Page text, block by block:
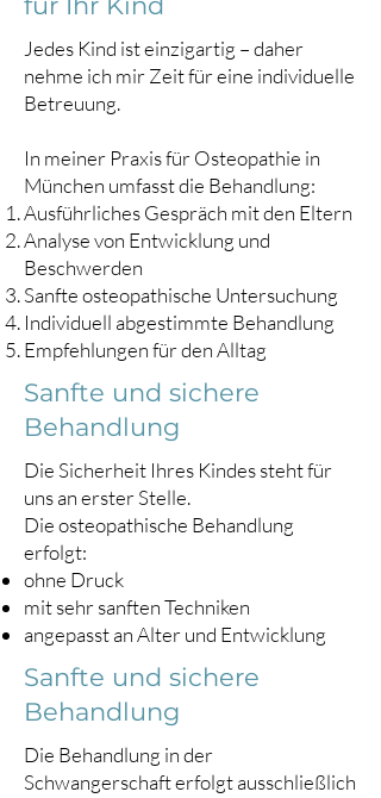
Jedes Kind ist einzigartig – daher
nehme ich mir Zeit für eine individuelle
Betreuung.
In meiner Praxis für Osteopathie in
München umfasst die Behandlung:
Ausführliches Gespräch mit den Eltern
Analyse von Entwicklung und
Beschwerden
Sanfte osteopathische Untersuchung
Individuell abgestimmte Behandlung
Empfehlungen für den Alltag
Sanfte und sichere
Behandlung
Die Sicherheit Ihres Kindes steht für
uns an erster Stelle.
Die osteopathische Behandlung
erfolgt:
ohne Druck
mit sehr sanften Techniken
angepasst an Alter und Entwicklung
Sanfte und sichere
Behandlung
Die Behandlung in der
Schwangerschaft erfolgt ausschließlich